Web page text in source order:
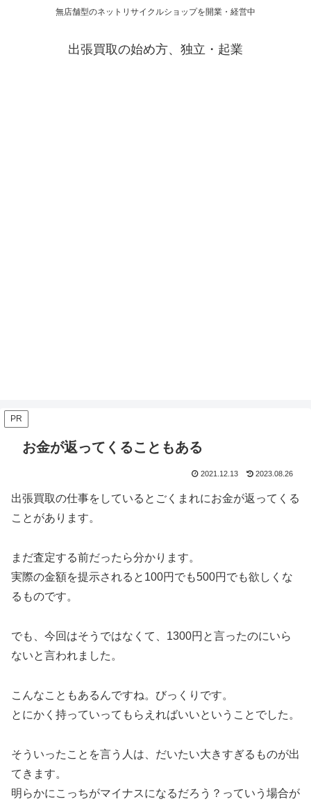
無店舗型のネットリサイクルショップを開業・経営中
出張買取の始め方、独立・起業
PR
お金が返ってくることもある
2021.12.13 2023.08.26
出張買取の仕事をしているとごくまれにお金が返ってくる
ことがあります。
まだ査定する前だったら分かります。
実際の金額を提示されると100円でも500円でも欲しくな
るものです。
でも、今回はそうではなくて、1300円と言ったのにいら
ないと言われました。
こんなこともあるんですね。びっくりです。
とにかく持っていってもらえればいいということでした。
そういったことを言う人は、だいたい大きすぎるものが出
てきます。
明らかにこっちがマイナスになるだろう？っていう場合が